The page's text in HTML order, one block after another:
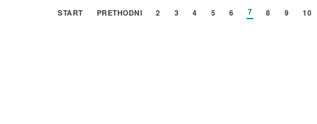
START PRETHODNI 2 3 4 5 6 7 8 9 10